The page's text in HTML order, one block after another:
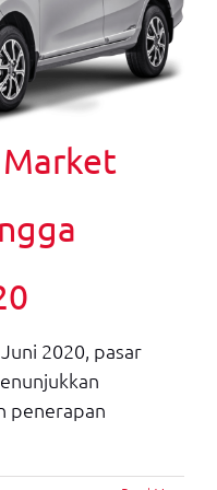
2020, pasar
penerapan